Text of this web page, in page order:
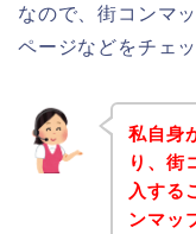
なので、街コンマ
ページなどをチェ
私自身
り、街
入する
ンマッ